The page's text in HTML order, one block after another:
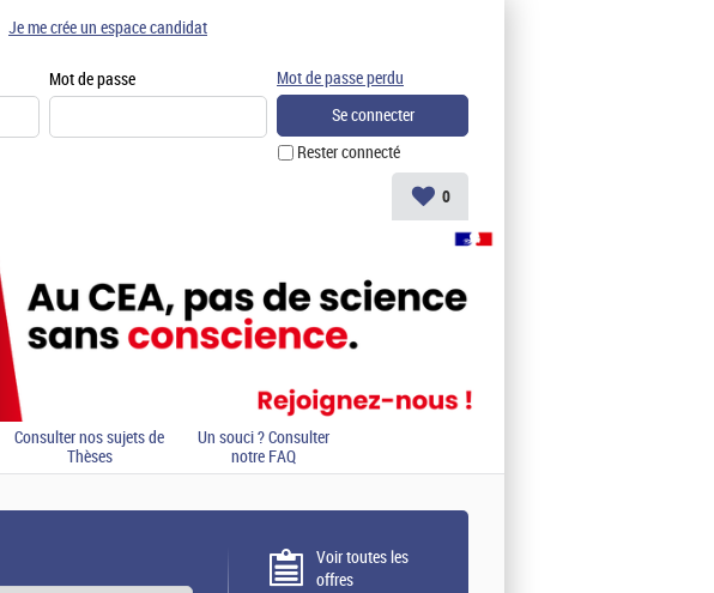
Mot de passe
Rester connecté
Mot de passe perdu
Je me crée un espace candidat
0
Consulter nos sujets de
Thèses
Un souci ? Consulter
notre FAQ
Voir toutes les
offres